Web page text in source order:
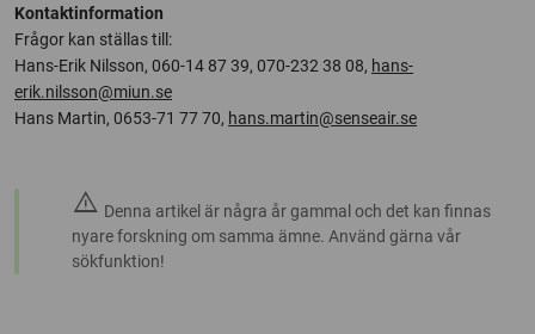
Kontaktinformation
Frågor kan ställas till:
Hans-Erik Nilsson, 060-14 87 39, 070-232 38 08, hans-
erik.nilsson@miun.se
Hans Martin, 0653-71 77 70, hans.martin@senseair.se
warning Denna artikel är några år gammal och det kan finnas
nyare forskning om samma ämne. Använd gärna vår
sökfunktion!